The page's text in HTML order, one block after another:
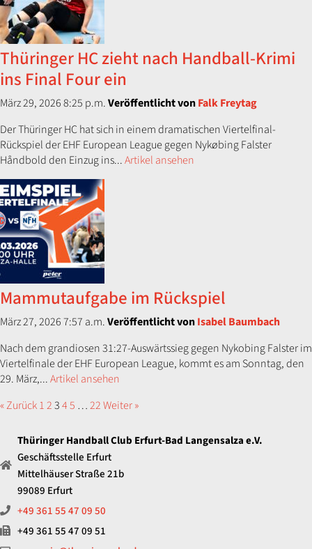
Thüringer HC zieht nach Handball-Krimi
ins Final Four ein
März 29, 2026 8:25 p.m.Veröffentlicht vonFalk Freytag
Der Thüringer HC hat sich in einem dramatischen Viertelfinal-
Rückspiel der EHF European League gegen Nykøbing Falster
Håndbold den Einzug ins...Artikel ansehen
Mammutaufgabe im Rückspiel
März 27, 2026 7:57 a.m.Veröffentlicht vonIsabel Baumbach
Nach dem grandiosen 31:27-Auswärtssieg gegen Nykobing Falster im
Viertelfinale der EHF European League, kommt es am Sonntag, den
29. März,...Artikel ansehen
« Zurück12345 …22Weiter »
Thüringer Handball Club Erfurt-Bad Langensalza e.V.
Geschäftsstelle Erfurt
Mittelhäuser Straße 21b
99089 Erfurt
+49 361 55 47 09 50
+49 361 55 47 09 51